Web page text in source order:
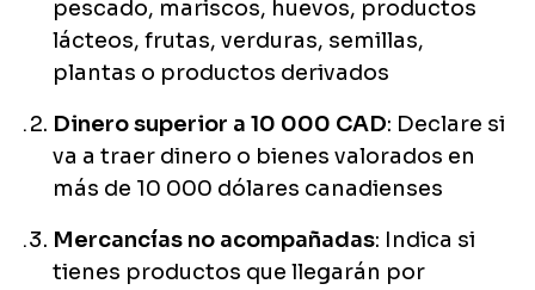
pescado, mariscos, huevos, productos
lácteos, frutas, verduras, semillas,
plantas o productos derivados
Dinero superior a 10 000 CAD: Declare si
va a traer dinero o bienes valorados en
más de 10 000 dólares canadienses
Mercancías no acompañadas: Indica si
tienes productos que llegarán por